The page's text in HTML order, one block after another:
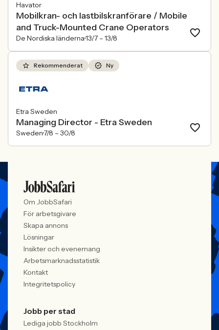
Havator
Mobilkran- och lastbilskranförare / Mobile
and Truck-Mounted Crane Operators
De Nordiska länderna13/7 – 13/8
Rekommenderat Ny
Etra Sweden
Managing Director - Etra Sweden
Sweden7/8 – 30/8
Om JobbSafari
För arbetsgivare
Skapa annons
Lösningar
Insikter och evenemang
Arbetsmarknadsstatistik
Kontakt
Integritetspolicy
Jobb per stad
Lediga jobb Stockholm